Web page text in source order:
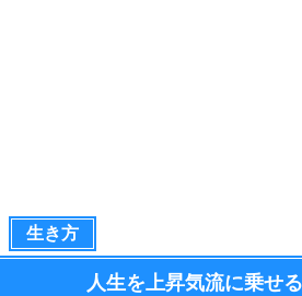
生き方
人生を上昇気流に乗せる